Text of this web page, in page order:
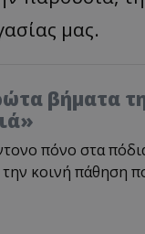
μας.
βήματα
πόνο στα
κοινή πάθηση